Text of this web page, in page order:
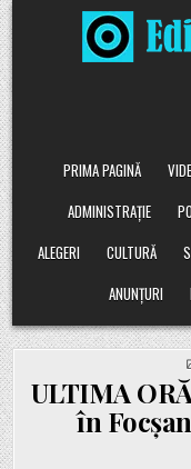
Skip
to
content
PRIMA PAGINĂ
ADMINISTRAȚIE
ALEGERI
CULTURĂ
ANUNȚURI
ULTIMA
în